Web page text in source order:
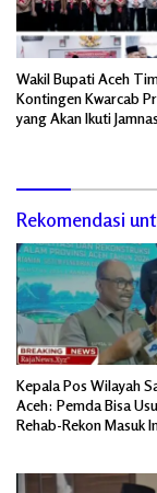
Wakil Bupati Aceh
Kontingen Kwarcab
yang Akan Ikuti
Rekomendasi
Kepala Pos Wilayah
Aceh: Pemda Bisa
Rehab-Rekon Masuk